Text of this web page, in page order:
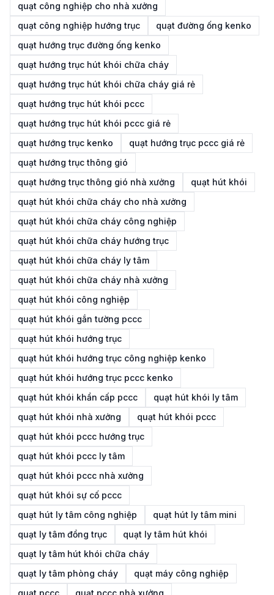
quạt công nghiệp cho nhà xưởng
quạt công nghiệp hướng trục
quạt đường ống kenko
quạt hướng trục đường ống kenko
quạt hướng trục hút khói chữa cháy
quạt hướng trục hút khói chữa cháy giá rẻ
quạt hướng trục hút khói pccc
quạt hướng trục hút khói pccc giá rẻ
quạt hướng trục kenko
quạt hướng trục pccc giá rẻ
quạt hướng trục thông gió
quạt hướng trục thông gió nhà xưởng
quạt hút khói
quạt hút khói chữa cháy cho nhà xưởng
quạt hút khói chữa cháy công nghiệp
quạt hút khói chữa cháy hướng trục
quạt hút khói chữa cháy ly tâm
quạt hút khói chữa cháy nhà xưởng
quạt hút khói công nghiệp
quạt hút khói gắn tường pccc
quạt hút khói hướng trục
quạt hút khói hướng trục công nghiệp kenko
quạt hút khói hướng trục pccc kenko
quạt hút khói khẩn cấp pccc
quạt hút khói ly tâm
quạt hút khói nhà xưởng
quạt hút khói pccc
quạt hút khói pccc hướng trục
quạt hút khói pccc ly tâm
quạt hút khói pccc nhà xưởng
quạt hút khói sự cố pccc
quạt hút ly tâm công nghiệp
quạt hút ly tâm mini
quạt ly tâm đồng trục
quạt ly tâm hút khói
quạt ly tâm hút khói chữa cháy
quạt ly tâm phòng cháy
quạt máy công nghiệp
quạt pccc
quạt pccc nhà xưởng